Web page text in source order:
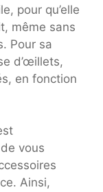
pour qu’elle
même sans
Pour sa
d’œillets,
en fonction
vous
Ainsi,